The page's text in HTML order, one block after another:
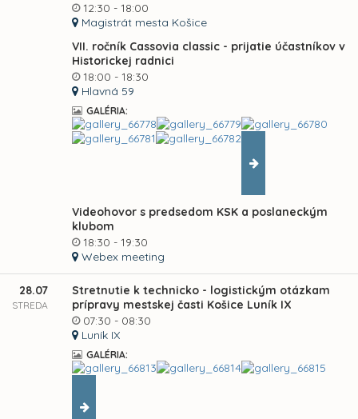
12:30 - 18:00
Magistrát mesta Košice
VII. ročník Cassovia classic - prijatie účastníkov v
Historickej radnici
18:00 - 18:30
Hlavná 59
GALÉRIA:
Videohovor s predsedom KSK a poslaneckým
klubom
18:30 - 19:30
Webex meeting
28.07
STREDA
Stretnutie k technicko - logistickým otázkam
prípravy mestskej časti Košice Luník IX
07:30 - 08:30
Luník IX
GALÉRIA: